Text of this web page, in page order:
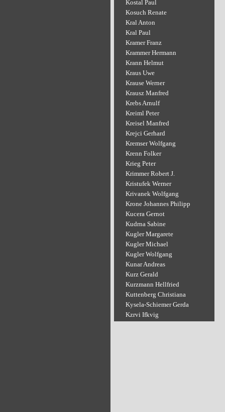
Kostal Paul
Kosuch Renate
Kral Anton
Kral Paul
Kramer Franz
Krammer Hermann
Krann Helmut
Kraus Uwe
Krause Werner
Krausz Manfred
Krebs Arnulf
Kreiml Peter
Kreisel Manfred
Krejci Gerhard
Kremser Wolfgang
Krenn Folker
Krieg Peter
Krimmer Robert J.
Kristufek Werner
Krivanek Wolfgang
Krone Johannes Philipp
Kucera Gernot
Kudrna Sabine
Kugler Margarete
Kugler Michael
Kugler Wolfgang
Kunar Andreas
Kurz Gerald
Kurzmann Hellfried
Kuttenberg Christiana
Kysela-Schiemer Gerda
Kzrvi Ifkvig